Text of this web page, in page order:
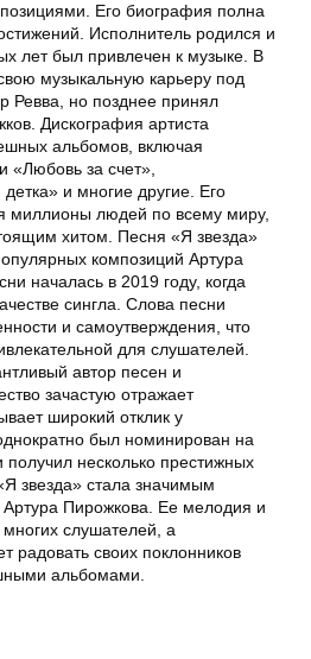
Его биография полна
Исполнитель родился и
лет был привлечен к музыке. В
музыкальную карьеру под
Ревва, но позднее принял
Дискография артиста
альбомов, включая
«Любовь за счет»,
и многие другие. Его
миллионы людей по всему миру,
хитом. Песня «Я звезда»
композиций Артура
началась в 2019 году, когда
сингла. Слова песни
и самоутверждения, что
для слушателей.
автор песен и
зачастую отражает
широкий отклик у
был номинирован на
несколько престижных
звезда» стала значимым
Артура Пирожкова. Ее мелодия и
слушателей, а
радовать своих поклонников
альбомами.